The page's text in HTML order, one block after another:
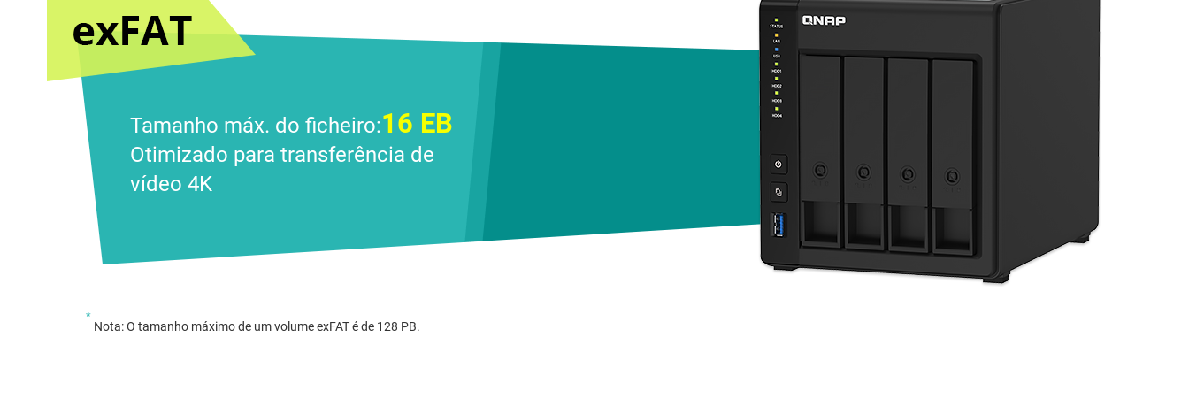
Tamanho máx. do ficheiro:16 EB
Otimizado para transferência de
vídeo 4K
*
Nota: O tamanho máximo de um volume exFAT é de 128 PB.